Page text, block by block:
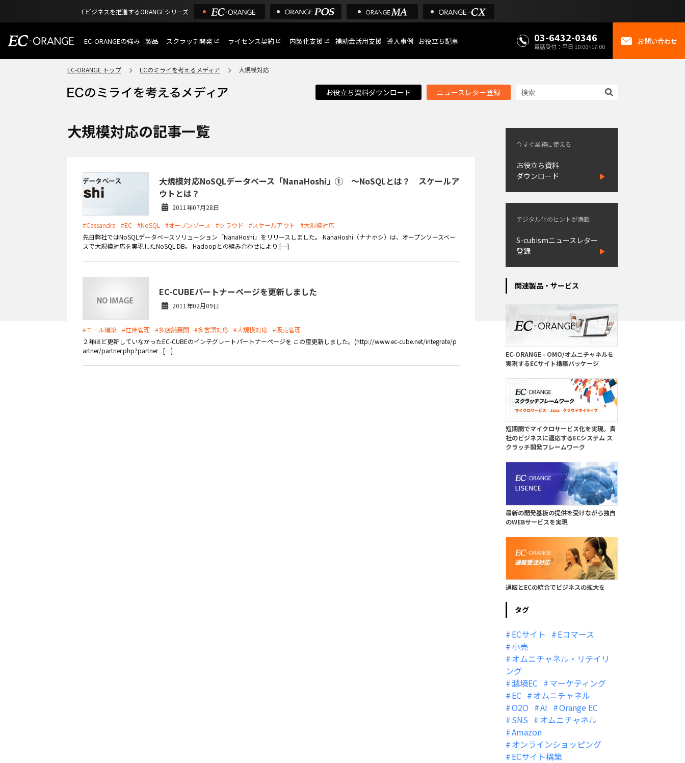
Eビジネスを推進するORANGEシリーズ
EC-ORANGEの強み
選ばれる理由
ECサイトのリプレイス
機能一覧
外部サービス連携
インフラ環境・サポート
製品
特長
ショッピングモール型 EC
通販受注対応
ECと通販の連動を可能に
スクラッチ開発 ライセンス契約 内製化支援 補助金活用支援 導入事例 お役立ち記事 03-6432-0346
電話受付：平日 10:00~17:00
お問い合わせ
EC-ORANGE トップ ECのミライを考えるメディア 大規模対応
お役立ち資料ダウンロード ニュースレター登録
大規模対応の記事一覧
大規模対応NoSQLデータベース「NanaHoshi」① ～NoSQLとは？ スケールア
ウトとは？
2011年07月28日
#Cassandra #EC #NoSQL #オープンソース #クラウド #スケールアウト
#大規模対応
先日弊社ではNoSQLデータベースソリューション「NanaHoshi」をリリースしました。 NanaHoshi（ナナホシ）は、オープンソースベー
スで大規模対応を実現したNoSQL DB。 Hadoopとの組み合わせにより […]
EC-CUBEパートナーページを更新しました
2011年02月09日
#モール構築 #在庫管理 #多店舗展開 #多言語対応 #大規模対応 #販売管理
２年ほど更新していなかったEC-CUBEのインテグレートパートナーページを この度更新しました。(http://www.ec-cube.net/integrate/p
artner/partner.php?partner_ […]
今すぐ業務に使える
お役立ち資料
ダウンロード
デジタル化のヒントが満載
S-cubismニュースレター
登録
関連製品・サービス
EC-ORANGE - OMO/オムニチャネルを
実現するECサイト構築パッケージ
短期間でマイクロサービス化を実現。貴
社のビジネスに適応するECシステム ス
クラッチ開発フレームワーク
最新の開発基板の提供を受けながら独自
のWEBサービスを実現
通販とECの統合でビジネスの拡大を
タグ
ECサイト
Eコマース
小売
オムニチャネル・リテイリ
ング
越境EC
マーケティング
EC
オムニチャネル
O2O
AI
Orange EC
SNS
オムニチャネル
Amazon
オンラインショッピング
ECサイト構築